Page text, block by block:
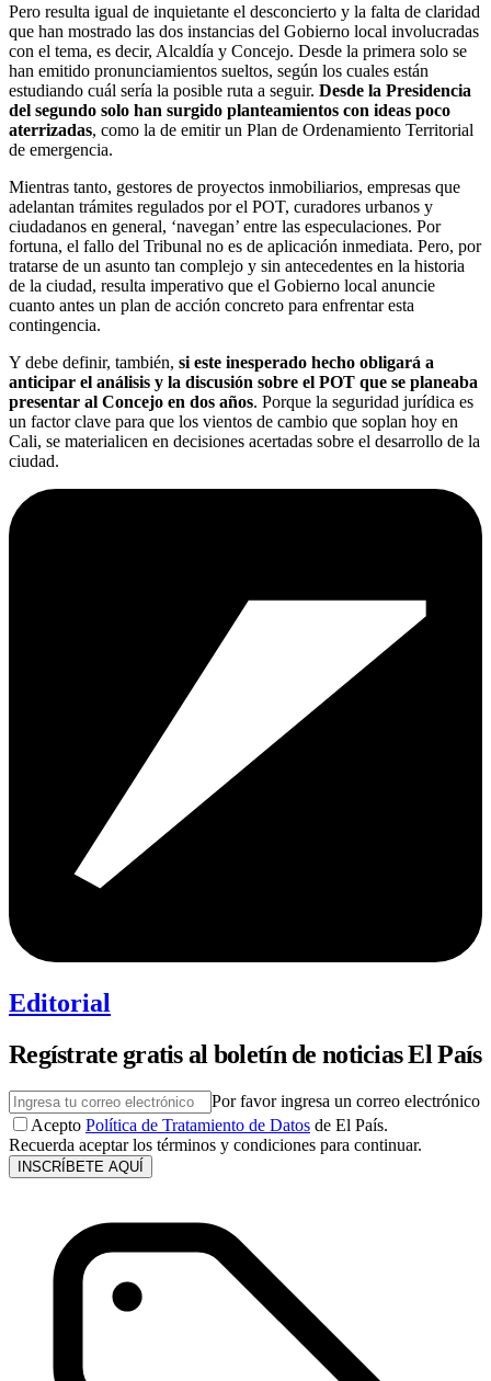
Pero resulta igual de inquietante el desconcierto y la falta de claridad
que han mostrado las dos instancias del Gobierno local involucradas
con el tema, es decir, Alcaldía y Concejo. Desde la primera solo se
han emitido pronunciamientos sueltos, según los cuales están
estudiando cuál sería la posible ruta a seguir. Desde la Presidencia
del segundo solo han surgido planteamientos con ideas poco
aterrizadas, como la de emitir un Plan de Ordenamiento Territorial
de emergencia.
Mientras tanto, gestores de proyectos inmobiliarios, empresas que
adelantan trámites regulados por el POT, curadores urbanos y
ciudadanos en general, ‘navegan’ entre las especulaciones. Por
fortuna, el fallo del Tribunal no es de aplicación inmediata. Pero, por
tratarse de un asunto tan complejo y sin antecedentes en la historia
de la ciudad, resulta imperativo que el Gobierno local anuncie
cuanto antes un plan de acción concreto para enfrentar esta
contingencia.
Y debe definir, también, si este inesperado hecho obligará a
anticipar el análisis y la discusión sobre el POT que se planeaba
presentar al Concejo en dos años. Porque la seguridad jurídica es
un factor clave para que los vientos de cambio que soplan hoy en
Cali, se materialicen en decisiones acertadas sobre el desarrollo de la
ciudad.
Editorial
Regístrate gratis al boletín de noticias El País
Por favor ingresa un correo electrónico
Acepto Política de Tratamiento de Datos de El País.
Recuerda aceptar los términos y condiciones para continuar.
INSCRÍBETE AQUÍ